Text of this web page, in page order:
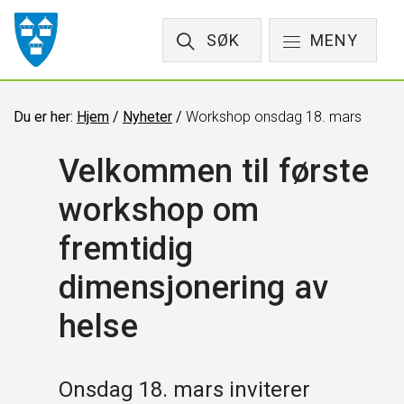
SØK MENY
Du er her: Hjem / Nyheter / Workshop onsdag 18. mars
Velkommen til første
workshop om
fremtidig
dimensjonering av
helse
Onsdag 18. mars inviterer